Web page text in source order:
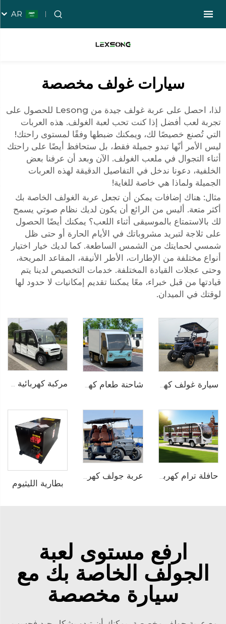
AR
سيارات غولف مخصصة
لذا، احصل على عربة غولف جيدة من Lesong للحصول على
تجربة لعب أفضل إذا كنت تحب لعبة الغولف. هذه العربات
التي تُصنع خصيصًا لك، ويمكنك ضبطها وفقًا لمستوى راحتك!
ليس الأمر أنّها تبدو جميلة فقط، بل ستحافظ أيضًا على راحتك
أثناء التجوال في ملعب الغولف. الآن وبعد أن عرفنا بعض
الخلفية، دعونا ندخل في التفاصيل الدقيقة لهذه العربات
الجميلة ولماذا هي خاصة للغاية!
مثال: هناك إضافات يمكن أن تجعل عربة الغولف الخاصة بك
أكثر متعة. أليس من الرائع أن يكون لديك نظام صوتي يسمح
لك بالاستمتاع بالموسيقى أثناء اللعب؟ يمكنك أيضًا الحصول
على ثلاجة لتبريد مشروباتك في الأيام الحارة أو حتى ظل
شمسي لحمايتك من الشمس الساطعة. كما لديك خيار اختيار
أنواع مختلفة من الإطارات، الأطر الأنيقة، المقاعد المريحة،
وحتى عجلات القيادة المختلفة. خدمات التخصيص لدينا يتم
قيادتها من قبل خبراء، معًا يمكننا تقديم إمكانيات لا حدود لها
لوقتك في الميدان.
حافلة ترام كهربائية خالصة تعمل بالبطارية الليثيوم بسعة 14 مقعدًا وجهد 72 فولت تُستخدم في الحدائق الحيوانية طراز LS6148K عربة جولف كهربائية ببطارية ليثيوم أيون سعة 6 مقاعد عالية السرعة LS2043KSZ
بطارية الليثيوم
ارفع مستوى لعبة
الجولف الخاصة بك مع
سيارة مخصصة